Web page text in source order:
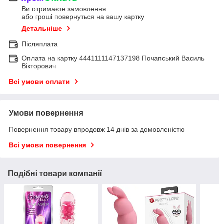
Ви отримаєте замовлення
або гроші повернуться на вашу картку
Детальніше
Післяплата
Оплата на картку 4441111147137198 Почапський Василь
Вікторович
Всі умови оплати
Умови повернення
Повернення товару впродовж 14 днів за домовленістю
Всі умови повернення
Подібні товари компанії